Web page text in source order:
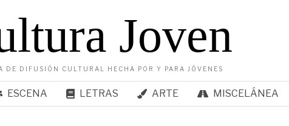
Joven
DE DIFUSIÓN CULTURAL HECHA POR Y PARA JÓVENES
ESCENA LETRAS ARTE MISCELÁNEA